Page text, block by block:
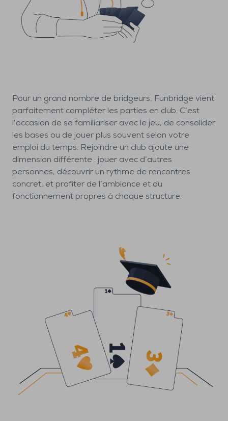
Pour un grand nombre de bridgeurs, Funbridge vient
parfaitement compléter les parties en club. C’est
l’occasion de se familiariser avec le jeu, de consolider
les bases ou de jouer plus souvent selon votre
emploi du temps. Rejoindre un club ajoute une
dimension différente : jouer avec d’autres
personnes, découvrir un rythme de rencontres
concret, et profiter de l’ambiance et du
fonctionnement propres à chaque structure.